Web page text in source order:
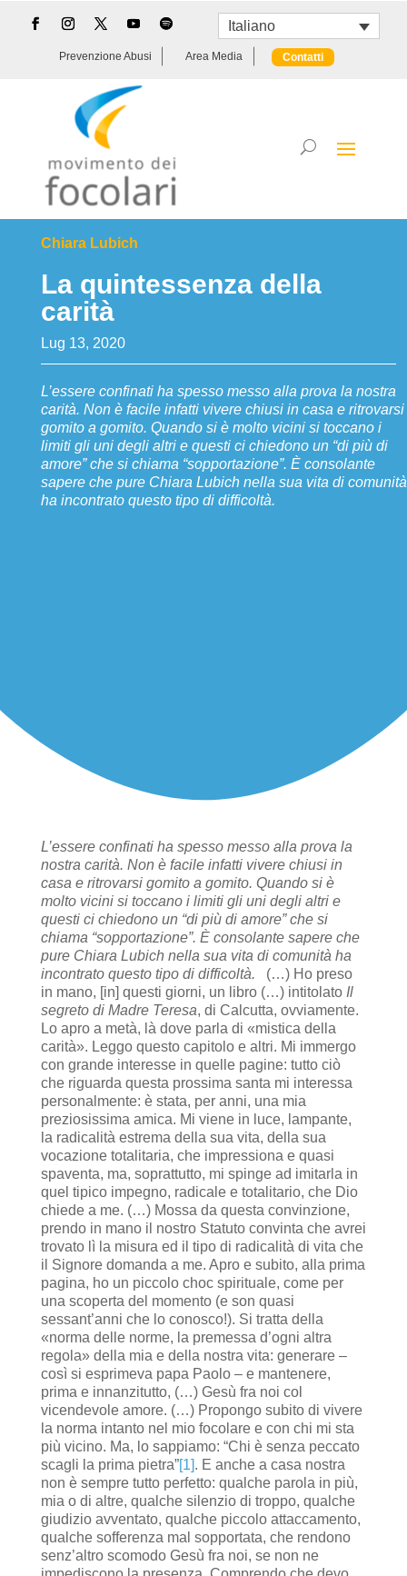
Italiano
Prevenzione Abusi Area Media Contatti
Chiara Lubich
La quintessenza della
carità
Lug 13, 2020
L’essere confinati ha spesso messo alla prova la nostra
carità. Non è facile infatti vivere chiusi in casa e ritrovarsi
gomito a gomito. Quando si è molto vicini si toccano i
limiti gli uni degli altri e questi ci chiedono un “di più di
amore” che si chiama “sopportazione”. È consolante
sapere che pure Chiara Lubich nella sua vita di comunità
ha incontrato questo tipo di difficoltà.
L’essere confinati ha spesso messo alla prova la
nostra carità. Non è facile infatti vivere chiusi in
casa e ritrovarsi gomito a gomito. Quando si è
molto vicini si toccano i limiti gli uni degli altri e
questi ci chiedono un “di più di amore” che si
chiama “sopportazione”. È consolante sapere che
pure Chiara Lubich nella sua vita di comunità ha
incontrato questo tipo di difficoltà. (…) Ho preso
in mano, [in] questi giorni, un libro (…) intitolato Il
segreto di Madre Teresa, di Calcutta, ovviamente.
Lo apro a metà, là dove parla di «mistica della
carità». Leggo questo capitolo e altri. Mi immergo
con grande interesse in quelle pagine: tutto ciò
che riguarda questa prossima santa mi interessa
personalmente: è stata, per anni, una mia
preziosissima amica. Mi viene in luce, lampante,
la radicalità estrema della sua vita, della sua
vocazione totalitaria, che impressiona e quasi
spaventa, ma, soprattutto, mi spinge ad imitarla in
quel tipico impegno, radicale e totalitario, che Dio
chiede a me. (…) Mossa da questa convinzione,
prendo in mano il nostro Statuto convinta che avrei
trovato lì la misura ed il tipo di radicalità di vita che
il Signore domanda a me. Apro e subito, alla prima
pagina, ho un piccolo choc spirituale, come per
una scoperta del momento (e son quasi
sessant’anni che lo conosco!). Si tratta della
«norma delle norme, la premessa d’ogni altra
regola» della mia e della nostra vita: generare –
così si esprimeva papa Paolo – e mantenere,
prima e innanzitutto, (…) Gesù fra noi col
vicendevole amore. (…) Propongo subito di vivere
la norma intanto nel mio focolare e con chi mi sta
più vicino. Ma, lo sappiamo: “Chi è senza peccato
scagli la prima pietra”[1]. E anche a casa nostra
non è sempre tutto perfetto: qualche parola in più,
mia o di altre, qualche silenzio di troppo, qualche
giudizio avventato, qualche piccolo attaccamento,
qualche sofferenza mal sopportata, che rendono
senz’altro scomodo Gesù fra noi, se non ne